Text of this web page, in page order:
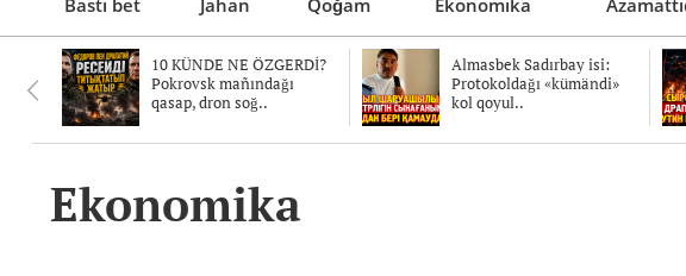
Bastı bet Jahan Qoğam Ekonomika
10 KÜNDE NE ÖZGERDİ?
Pokrovsk mañındağı
qasap, dron soğ..
Almasbek Sadırbay isi:
Protokoldağı «kümändi»
kol qoyul..
Ekonomika